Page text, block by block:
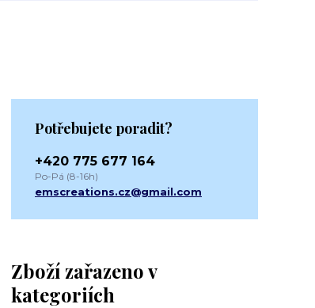
Zboží zařazeno v
kategoriích
Potřebujete poradit?
+420 775 677 164
Po-Pá (8-16h)
emscreations.cz@gmail.com